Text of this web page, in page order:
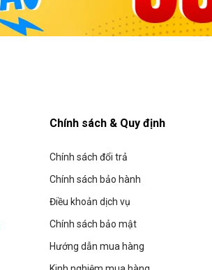
Chính sách & Quy định
Chính sách đổi trả
Chính sách bảo hành
Điều khoản dịch vụ
Chính sách bảo mật
Hướng dẫn mua hàng